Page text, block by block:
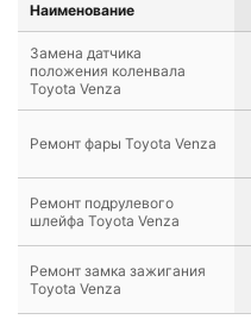
Наименование
Замена датчика
положения коленвала
Toyota Venza
Ремонт фары Toyota Venza
Ремонт подрулевого
шлейфа Toyota Venza
Ремонт замка зажигания
Toyota Venza